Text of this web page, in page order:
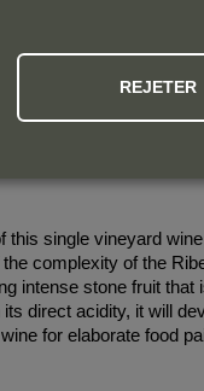
mois d'août.
this single vineyard
complexity of the
intense stone fruit
direct acidity, it will
for elaborate food
REJETER